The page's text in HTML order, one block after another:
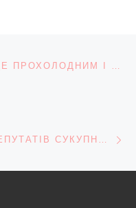
НАСТУПНИЙ ТИЖДЕНЬ БУДЕ ПРОХОЛОДНИМ І ПОДЕКУДИ ДОЩОВИМ
ДЕСЯТЕРО НАЙБАГАТШИХ ДЕПУТАТІВ СУКУПНО ВОЛОДІЮТЬ ВІСЬМОМА МІЛЬЯРДАМИ (!) ГРИВЕНЬ